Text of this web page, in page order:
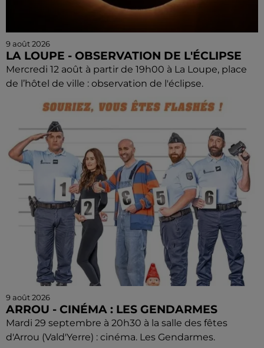
9 août 2026
LA LOUPE - OBSERVATION DE L'ÉCLIPSE
Mercredi 12 août à partir de 19h00 à La Loupe, place
de l’hôtel de ville : observation de l'éclipse.
9 août 2026
ARROU - CINÉMA : LES GENDARMES
Mardi 29 septembre à 20h30 à la salle des fêtes
d'Arrou (Vald'Yerre) : cinéma. Les Gendarmes.